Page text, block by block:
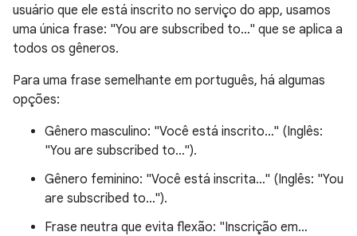
usuário que ele está inscrito no serviço do app, usamos
uma única frase: "You are subscribed to…" que se aplica a
todos os gêneros.
Para uma frase semelhante em português, há algumas
opções:
Gênero masculino: "Você está inscrito…" (Inglês:
"You are subscribed to…").
Gênero feminino: "Você está inscrita…" (Inglês: "You
are subscribed to…").
Frase neutra que evita flexão: "Inscrição em…